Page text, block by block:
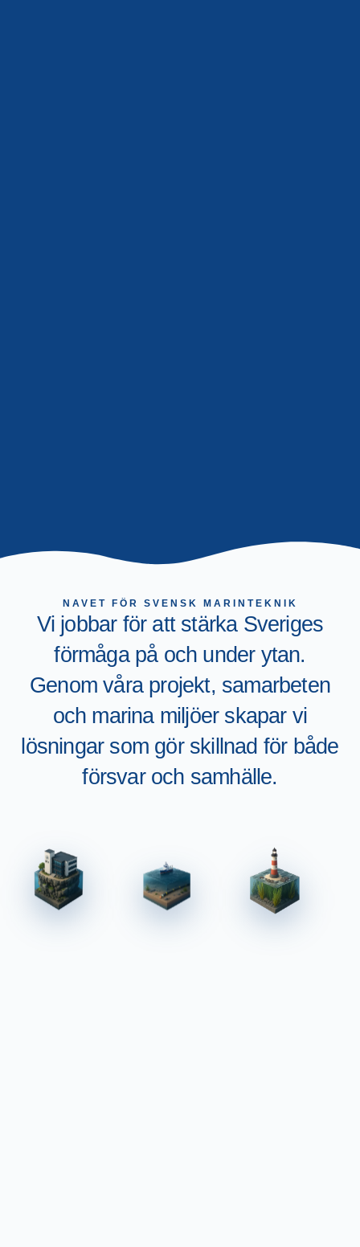
NAVET FÖR SVENSK MARINTEKNIK
Vi jobbar för att stärka Sveriges
förmåga på och under ytan.
Genom våra projekt, samarbeten
och marina miljöer skapar vi
lösningar som gör skillnad för både
försvar och samhälle.